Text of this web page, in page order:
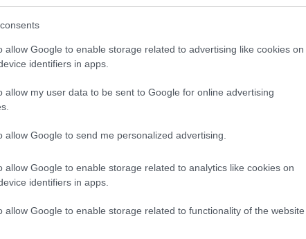
allow Google to enable storage related to advertising like cookies on
identifiers in apps.
allow my user data to be sent to Google for online advertising
allow Google to send me personalized advertising.
allow Google to enable storage related to analytics like cookies on
identifiers in apps.
allow Google to enable storage related to functionality of the website
egyéb elemekkel is színesítik a szervezők,
meg, lévén a nézők az előadás teljes
– információkkal, interaktív elemekkel